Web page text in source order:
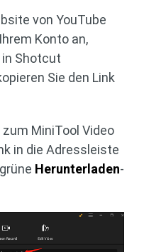
von YouTube
Konto an,
in Shotcut
Sie den Link
MiniTool Video
in die Adressleiste
Herunterladen-